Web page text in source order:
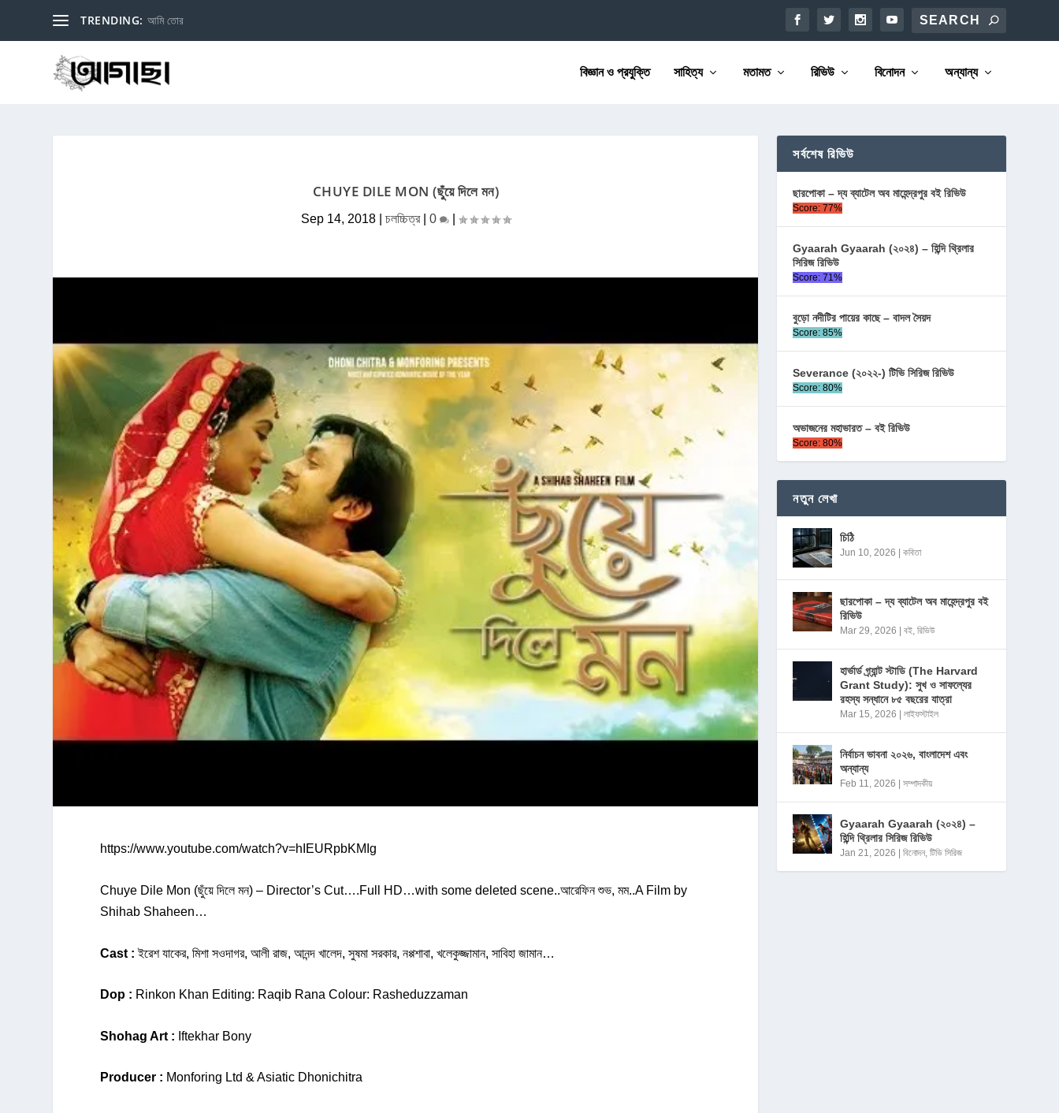
TRENDING: আমি তোর
বিজ্ঞান ও প্রযুক্তি সাহিত্য মতামত রিভিউ বিনোদন অন্যান্য
CHUYE DILE MON (ছুঁয়ে দিলে মন)
Sep 14, 2018| চলচ্চিত্র| 0 |
https://www.youtube.com/watch?v=hIEURpbKMIg
Chuye Dile Mon (ছুঁয়ে দিলে মন) – Director’s Cut….Full HD…with some deleted scene..আরেফিন শুভ, মম..A Film by
Shihab Shaheen…
Cast : ইরেশ যাকের, মিশা সওদাগর, আলী রাজ, আনন্দ খালেদ, সুষমা সরকার, নপ্পশাবা, খলেকুজ্জামান, সাবিহা জামান…
Dop : Rinkon Khan Editing: Raqib Rana Colour: Rasheduzzaman
Shohag Art : Iftekhar Bony
Producer : Monforing Ltd & Asiatic Dhonichitra
সর্বশেষ রিভিউ
ছারপোকা – দ্য ব্যাটেল অব মাহেন্দ্রপুর বই রিভিউ
Score: 77%
Gyaarah Gyaarah (২০২৪) – হিন্দি থ্রিলার
সিরিজ রিভিউ
Score: 71%
বুড়ো নদীটির পায়ের কাছে – বাদল সৈয়দ
Score: 85%
Severance (২০২২-) টিভি সিরিজ রিভিউ
Score: 80%
অভাজনের মহাভারত – বই রিভিউ
Score: 80%
নতুন লেখা
চিঠি
Jun 10, 2026 |কবিতা
ছারপোকা – দ্য ব্যাটেল অব মাহেন্দ্রপুর বই
রিভিউ
Mar 29, 2026 |বই,রিভিউ
হার্ভার্ড গ্র্যান্ট স্টাডি (The Harvard
Grant Study): সুখ ও সাফল্যের
রহস্য সন্ধানে ৮৫ বছরের যাত্রা
Mar 15, 2026 |লাইফস্টাইল
নির্বাচন ভাবনা ২০২৬, বাংলাদেশ এবং
অন্যান্য
Feb 11, 2026 |সম্পাদকীয়
Gyaarah Gyaarah (২০২৪) –
হিন্দি থ্রিলার সিরিজ রিভিউ
Jan 21, 2026 |বিনোদন,টিভি সিরিজ